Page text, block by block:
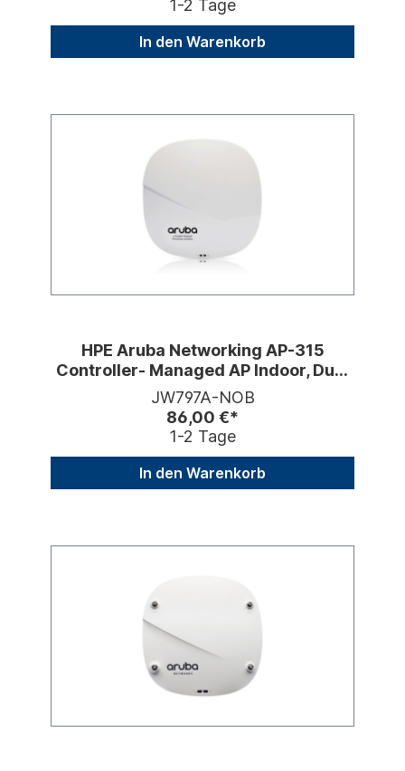
1-2 Tage
In den Warenkorb
HPE Aruba Networking AP-315
Controller- Managed AP Indoor, Dual
Radio, WiFi 6
JW797A-NOB
86,00 €*
1-2 Tage
In den Warenkorb